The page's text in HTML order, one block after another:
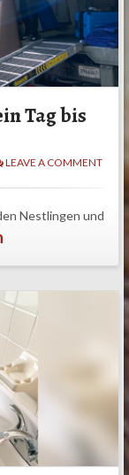
Tag bis
LEAVE A COMMENT
Nestlingen und